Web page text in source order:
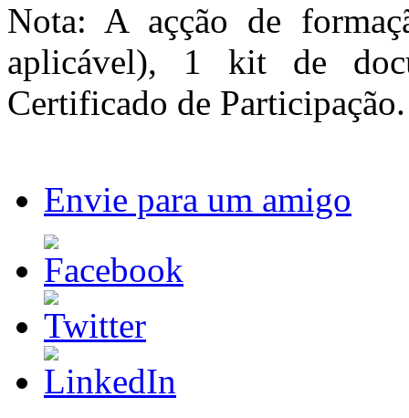
Nota: A açção de
aplicável), 1 kit de
Certificado de Participação.
Envie para um amigo